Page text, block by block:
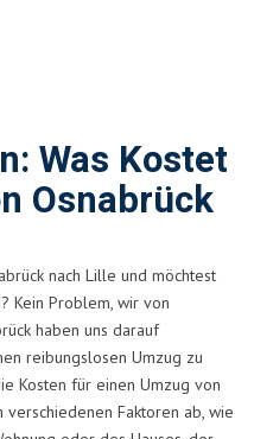
Was Kostet
Osnabrück
nach Lille und möchtest
Kein Problem, wir von
haben uns darauf
reibungslosen Umzug zu
Kosten für einen Umzug von
Faktoren ab, wie